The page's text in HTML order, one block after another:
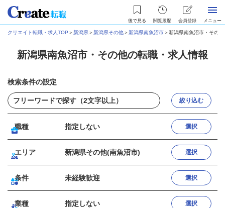
後で見る 閲覧履歴 会員登録 メニュー
クリエイト転職・求人TOP ＞新潟県＞新潟県その他＞新潟県南魚沼市＞新潟県南魚沼市・その
新潟県南魚沼市・その他の転職・求人情報
検索条件の設定
絞り込む
職種 指定しない 選択
エリア 新潟県その他(南魚沼市) 選択
条件 未経験歓迎 選択
業種 指定しない 選択